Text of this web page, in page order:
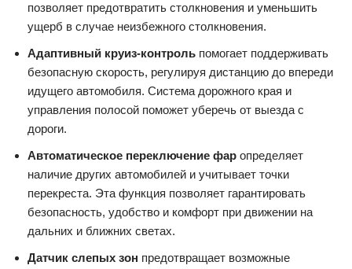
позволяет предотвратить столкновения и уменьшить
ущерб в случае неизбежного столкновения.
Адаптивный круиз-контроль помогает поддерживать
безопасную скорость, регулируя дистанцию до впереди
идущего автомобиля. Система дорожного края и
управления полосой поможет уберечь от выезда с
дороги.
Автоматическое переключение фар определяет
наличие других автомобилей и учитывает точки
перекреста. Эта функция позволяет гарантировать
безопасность, удобство и комфорт при движении на
дальних и ближних светах.
Датчик слепых зон предотвращает возможные